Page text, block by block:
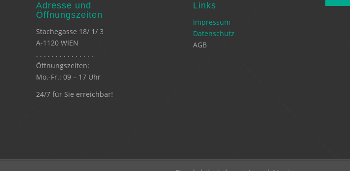
Adresse und
Öffnungszeiten
Stachegasse 18/ 1/ 3
A-1120 WIEN
. . . . . . . . . . . . . . .
Öffnungszeiten:
Mo.-Fr.: 09 – 17 Uhr
24/7 für Sie erreichbar!
Links
Impressum
Datenschutz
AGB